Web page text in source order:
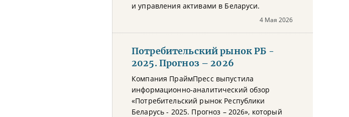
и управления активами в Беларуси.
4 Мая 2026
Потребительский рынок РБ -
2025. Прогноз – 2026
Компания ПраймПресс выпустила
информационно-аналитический обзор
«Потребительский рынок Республики
Беларусь - 2025. Прогноз – 2026», который